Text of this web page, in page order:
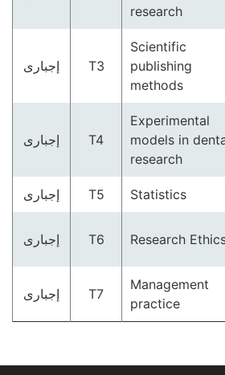
research
Scientific
publishing
methods
T3 إجبارى
Experimental
models in
research
T4 إجبارى
Statistics
T5 إجبارى
Research
T6 إجبارى
Management
practice
T7 إجبارى